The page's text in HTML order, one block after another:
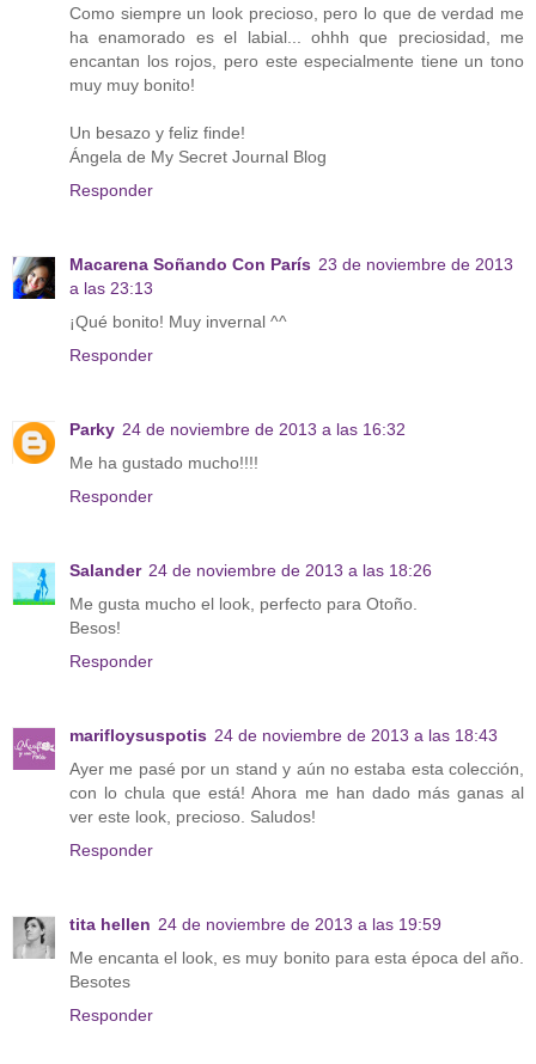
Como siempre un look precioso, pero lo que de verdad me
ha enamorado es el labial... ohhh que preciosidad, me
encantan los rojos, pero este especialmente tiene un tono
muy muy bonito!
Un besazo y feliz finde!
Ángela de My Secret Journal Blog
Responder
Macarena Soñando Con París 23 de noviembre de 2013
a las 23:13
¡Qué bonito! Muy invernal ^^
Responder
Parky 24 de noviembre de 2013 a las 16:32
Me ha gustado mucho!!!!
Responder
Salander 24 de noviembre de 2013 a las 18:26
Me gusta mucho el look, perfecto para Otoño.
Besos!
Responder
marifloysuspotis 24 de noviembre de 2013 a las 18:43
Ayer me pasé por un stand y aún no estaba esta colección,
con lo chula que está! Ahora me han dado más ganas al
ver este look, precioso. Saludos!
Responder
tita hellen 24 de noviembre de 2013 a las 19:59
Me encanta el look, es muy bonito para esta época del año.
Besotes
Responder